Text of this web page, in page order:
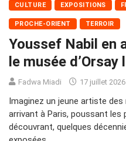
CULTURE EXPOSITIONS
PROCHE-ORIENT TERROIR
Youssef Nabil en
le musée d’Orsay
Fadwa Miadi 17 juillet 2026
Imaginez un jeune artiste
arrivant à Paris, poussant les
découvrant, quelques